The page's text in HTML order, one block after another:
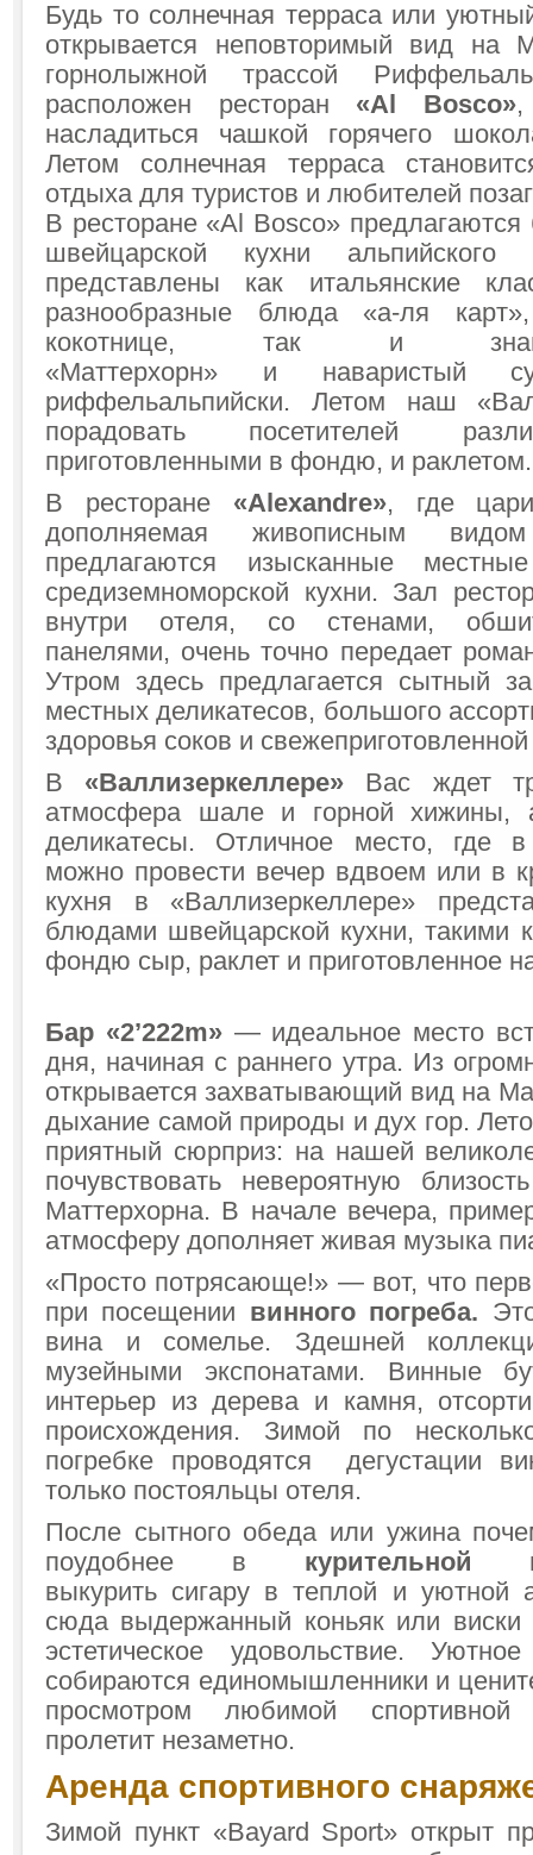
Будь то солнечная терраса или
открывается неповторимый вид на
горнолыжной трассой
расположен ресторан «Al Bosco»,
насладиться чашкой горячего
Летом солнечная терраса
отдыха для туристов и любителей
В ресторане «Al Bosco»
швейцарской кухни
представлены как итальянские
разнообразные блюда «а-ля
кокотнице, так и
«Маттерхорн» и наваристый
риффельальпийски. Летом наш
порадовать посетителей
приготовленными в фондю, и раклетом.
В ресторане «Alexandre», где
дополняемая живописным
предлагаются изысканные
средиземноморской кухни. Зал
внутри отеля, со стенами,
панелями, очень точно передает
Утром здесь предлагается сытный
местных деликатесов, большого
здоровья соков и
В «Валлизеркеллере» Вас ждет
атмосфера шале и горной хижины,
деликатесы. Отличное место, где
можно провести вечер вдвоем или в
кухня в «Валлизеркеллере»
блюдами швейцарской кухни, такими
фондю сыр, раклет и приготовленное
Бар «2’222m» — идеальное место
дня, начиная с раннего утра. Из
открывается захватывающий вид на
дыхание самой природы и дух гор.
приятный сюрприз: на нашей
почувствовать невероятную
Маттерхорна. В начале вечера,
атмосферу дополняет живая музыка
«Просто потрясающе!» — вот, что
при посещении винного погреба.
вина и сомелье. Здешней
музейными экспонатами. Винные
интерьер из дерева и камня,
происхождения. Зимой по
погребке проводятся дегустации
только постояльцы отеля.
После сытного обеда или ужина
поудобнее в курительной
выкурить сигару в теплой и уютной
сюда выдержанный коньяк или виски
эстетическое удовольствие.
собираются единомышленники и
просмотром любимой
пролетит незаметно.
Аренда спортивного
Зимой пункт «Bayard Sport» открыт